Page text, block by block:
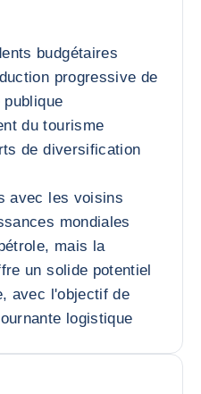
budgétaires
progressive de
du tourisme
de diversification
avec les voisins
mondiales
mais la
un solide potentiel
avec l'objectif de
logistique